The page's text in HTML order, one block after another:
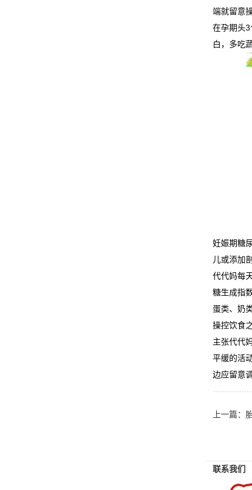
端就留意
在孕期头
白，多吃
妊娠期糖
儿或添加
代代妈每
糖生成指
蛋类、奶
操控饮食
主张代代
平缓的活
边应留意
上一篇：
联系我们